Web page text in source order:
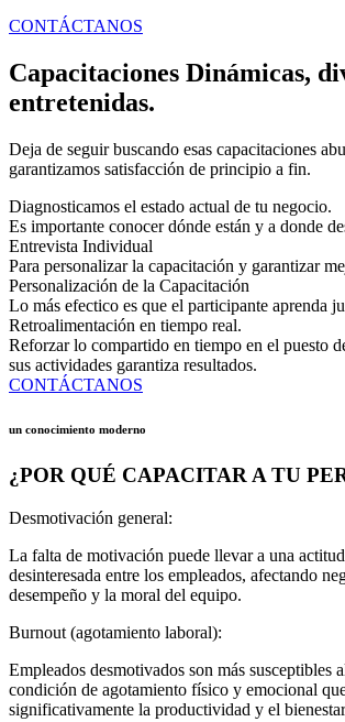
CONTÁCTANOS
Capacitaciones Dinámicas,
entretenidas.
Deja de seguir buscando esas capacitaciones
garantizamos satisfacción de principio a fin.
Diagnosticamos el estado actual de tu negocio.
Es importante conocer dónde están y a donde
Entrevista Individual
Para personalizar la capacitación y garantizar
Personalización de la Capacitación
Lo más efectico es que el participante aprenda
Retroalimentación en tiempo real.
Reforzar lo compartido en tiempo en el puesto
sus actividades garantiza resultados.
CONTÁCTANOS
un conocimiento moderno
¿POR QUÉ CAPACITAR A TU
Desmotivación general:
La falta de motivación puede llevar a una
desinteresada entre los empleados, afectando
desempeño y la moral del equipo.
Burnout (agotamiento laboral):
Empleados desmotivados son más susceptibles
condición de agotamiento físico y emocional
significativamente la productividad y el